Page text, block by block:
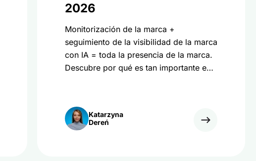
2026
Monitorización de la marca +
seguimiento de la visibilidad de la marca
con IA = toda la presencia de la marca.
Descubre por qué es tan importante en
Katarzyna
Dereń